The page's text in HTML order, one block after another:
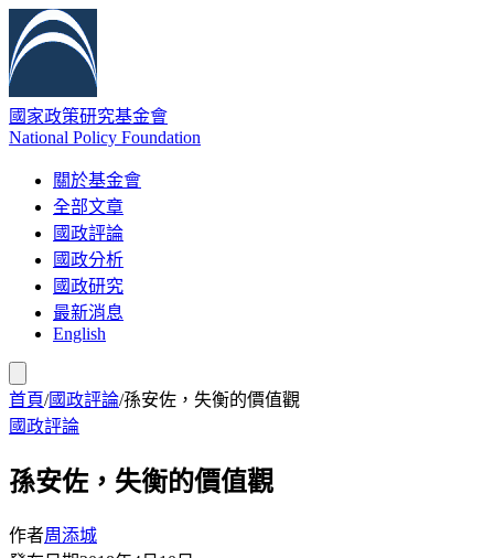
國家政策研究基金會
National Policy Foundation
關於基金會
全部文章
國政評論
國政分析
國政研究
最新消息
English
首頁/國政評論/孫安佐，失衡的價值觀
國政評論
孫安佐，失衡的價值觀
作者周添城